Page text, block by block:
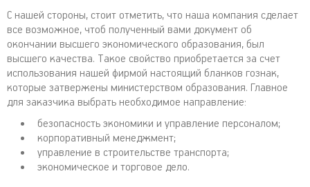
С нашей стороны, стоит отметить, что наша компания сделает
все возможное, чтоб полученный вами документ об
окончании высшего экономического образования, был
высшего качества. Такое свойство приобретается за счет
использования нашей фирмой настоящий бланков гознак,
которые затвержены министерством образования. Главное
для заказчика выбрать необходимое направление:
безопасность экономики и управление персоналом;
корпоративный менеджмент;
управление в строительстве транспорта;
экономическое и торговое дело.